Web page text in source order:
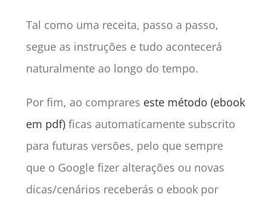
Tal como uma receita, passo a passo,
segue as instruções e tudo acontecerá
naturalmente ao longo do tempo.
Por fim, ao comprares este método (ebook
em pdf)ficas automaticamente subscrito
para futuras versões, pelo que sempre
que o Google fizer alterações ou novas
dicas/cenários receberás o ebook por